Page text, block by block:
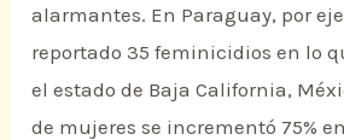
alarmantes. En Paraguay, por
reportado 35 feminicidios en lo
el estado de Baja California,
de mujeres se incrementó 75%